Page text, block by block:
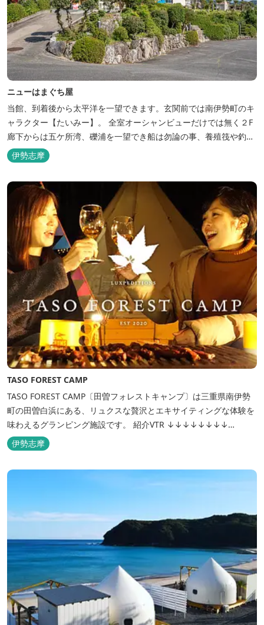
ニューはまぐち屋
当館、到着後から太平洋を一望できます。玄関前では南伊勢町のキ
ャラクター【たいみー】。 全室オーシャンビューだけでは無く２F
廊下からは五ケ所湾、礫浦を一望でき船は勿論の事、養殖筏や釣り
堀筏などみる事ができます。 当館一押しのお部屋【大島】からは太
平洋を一望。マグロの養殖筏、夜には漁師さん達の船の光がみえ対
岸には田曽浦の町の光が綺麗に見えます。
伊勢志摩
TASO FOREST CAMP
TASO FOREST CAMP〔田曽フォレストキャンプ〕は三重県南伊勢
町の田曽白浜にある、リュクスな贅沢とエキサイティングな体験を
味わえるグランピング施設です。 紹介VTR ↓↓↓↓↓↓↓↓
https://www.youtube.com/watch?v=jpF0wPRjqSw
伊勢志摩